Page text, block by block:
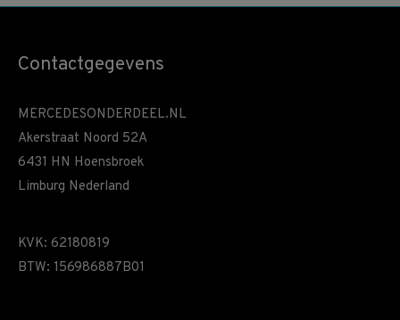
Contactgegevens
MERCEDESONDERDEEL.NL
Akerstraat Noord 52A
6431 HN Hoensbroek
Limburg Nederland
KVK: 62180819
BTW: 156986887B01